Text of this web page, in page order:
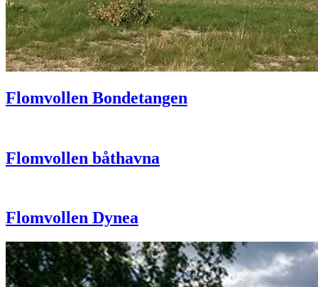
Flomvollen Bondetangen
Flomvollen båthavna
Flomvollen Dynea